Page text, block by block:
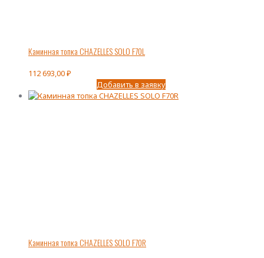
Каминная топка CHAZELLES SOLO F70L
112 693,00₽
Добавить в заявку
Каминная топка CHAZELLES SOLO F70R